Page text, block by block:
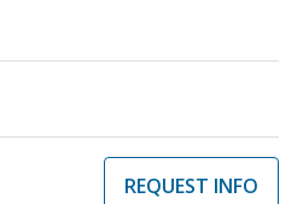
REQUEST INFO